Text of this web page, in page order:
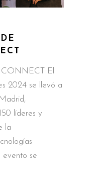
CONNECT El
2024 se llevó a
líderes y
la
evento se